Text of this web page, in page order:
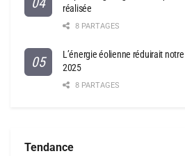
réalisée
8 PARTAGES
L’énergie éolienne réduirait
2025
8 PARTAGES
Tendance